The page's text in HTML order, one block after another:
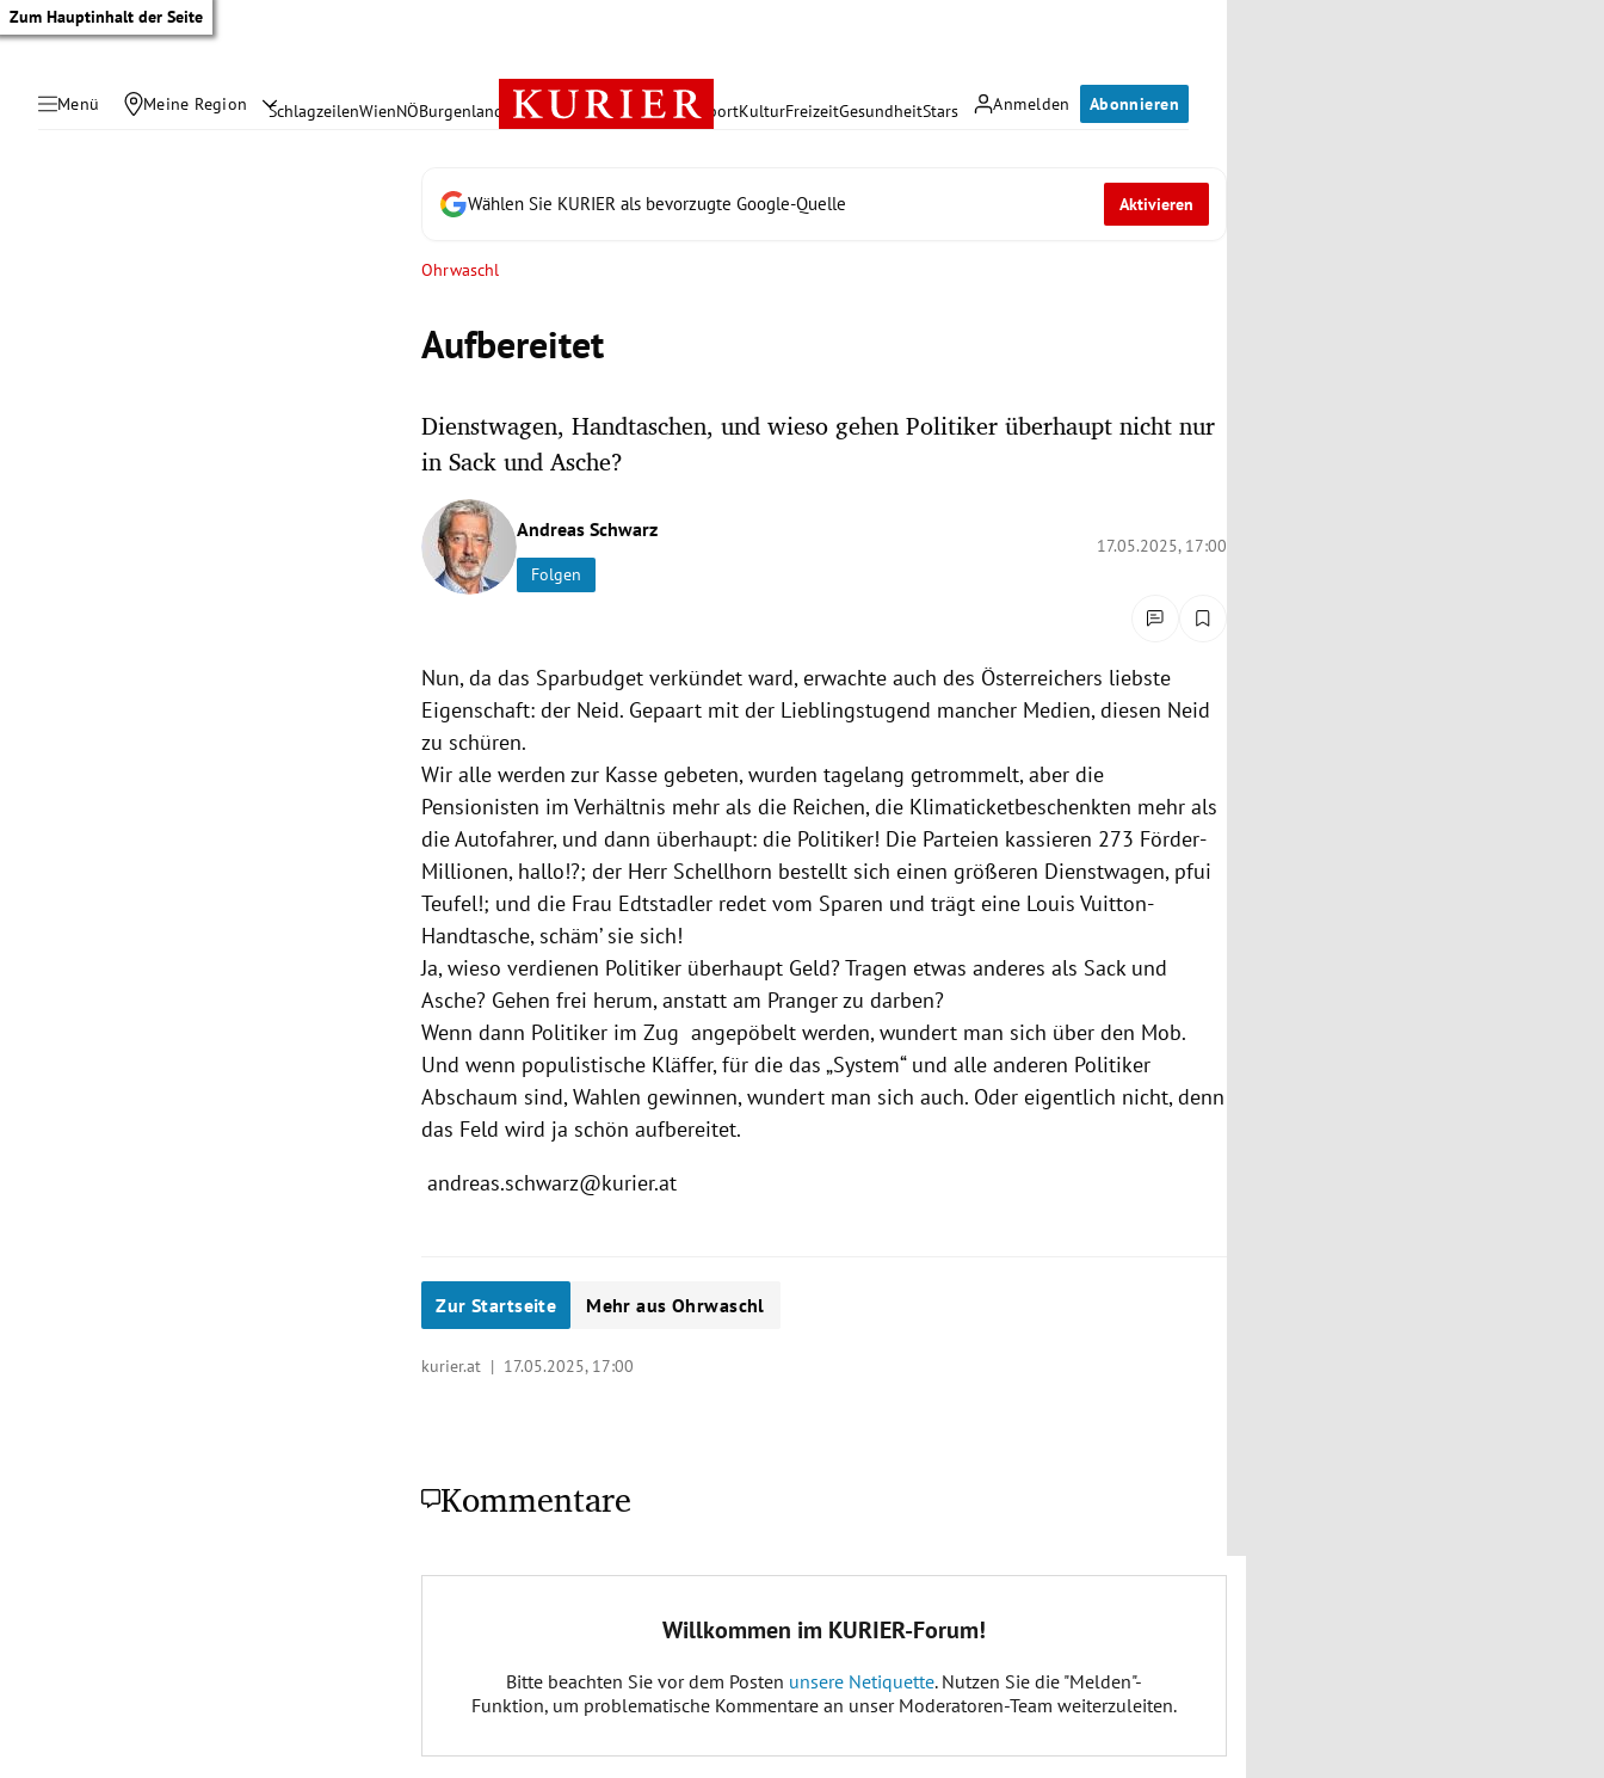
Zum Hauptinhalt der Seite
Menü Meine Region Anmelden Abonnieren
SchlagzeilenWienNÖBurgenland Österreich PolitikWirtschaft SportKulturFreizeitGesundheitStars
Wählen Sie KURIER als bevorzugte Google-Quelle Aktivieren
Ohrwaschl
Aufbereitet
Dienstwagen, Handtaschen, und wieso gehen Politiker überhaupt nicht nur
in Sack und Asche?
Andreas Schwarz
Folgen
17.05.2025, 17:00
Nun, da das Sparbudget verkündet ward, erwachte auch des Österreichers liebste
Eigenschaft: der Neid. Gepaart mit der Lieblingstugend mancher Medien, diesen Neid
zu schüren.
Wir alle werden zur Kasse gebeten, wurden tagelang getrommelt, aber die
Pensionisten im Verhältnis mehr als die Reichen, die Klimaticketbeschenkten mehr als
die Autofahrer, und dann überhaupt: die Politiker! Die Parteien kassieren 273 Förder-
Millionen, hallo!?; der Herr Schellhorn bestellt sich einen größeren Dienstwagen, pfui
Teufel!; und die Frau Edtstadler redet vom Sparen und trägt eine Louis Vuitton-
Handtasche, schäm’ sie sich!
Ja, wieso verdienen Politiker überhaupt Geld? Tragen etwas anderes als Sack und
Asche? Gehen frei herum, anstatt am Pranger zu darben?
Wenn dann Politiker im Zug angepöbelt werden, wundert man sich über den Mob.
Und wenn populistische Kläffer, für die das „System“ und alle anderen Politiker
Abschaum sind, Wahlen gewinnen, wundert man sich auch. Oder eigentlich nicht, denn
das Feld wird ja schön aufbereitet.
andreas.schwarz@kurier.at
Zur Startseite Mehr aus Ohrwaschl
kurier.at | 17.05.2025, 17:00
Kommentare